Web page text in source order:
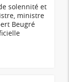
solennité et
ministre
Beugré